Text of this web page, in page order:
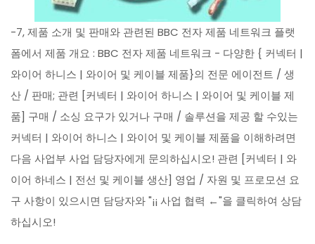
-7, 제품 소개 및 판매와 관련된 BBC 전자 제품 네트워크 플랫
폼에서 제품 개요 : BBC 전자 제품 네트워크 - 다양한 { 커넥터 |
와이어 하니스 | 와이어 및 케이블 제품}의 전문 에이전트 / 생
산 / 판매; 관련 [커넥터 | 와이어 하니스 | 와이어 및 케이블 제
품] 구매 / 소싱 요구가 있거나 구매 / 솔루션을 제공 할 수있는
커넥터 | 와이어 하니스 | 와이어 및 케이블 제품을 이해하려면
다음 사업부 사업 담당자에게 문의하십시오! 관련 [커넥터 | 와
이어 하네스 | 전선 및 케이블 생산] 영업 / 자원 및 프로모션 요
구 사항이 있으시면 담당자와 "¡¡ 사업 협력 ←"을 클릭하여 상담
하십시오!